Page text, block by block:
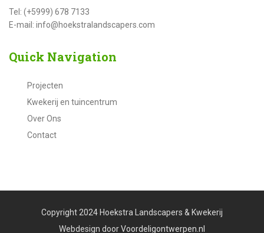
Tel: (+5999) 678 7133
E-mail: info@hoekstralandscapers.com
Quick Navigation
Projecten
Kwekerij en tuincentrum
Over Ons
Contact
Copyright 2024 Hoekstra Landscapers & Kwekerij
Webdesign doorVoordeligontwerpen.nl